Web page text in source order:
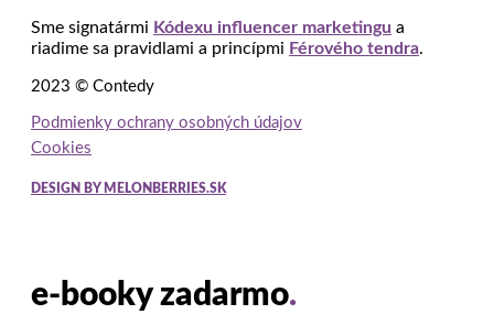
Sme signatármi Kódexu influencer marketingu a
riadime sa pravidlami a princípmi Férového tendra.
2023 © Contedy
Podmienky ochrany osobných údajov
Cookies
DESIGN BY MELONBERRIES.SK
e-booky zadarmo.